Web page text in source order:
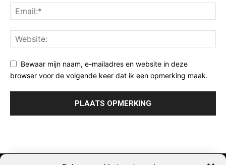
Bewaar mijn naam, e-mailadres en website in deze
browser voor de volgende keer dat ik een opmerking maak.